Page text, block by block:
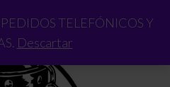
TELEFÓNICOS Y
Descartar